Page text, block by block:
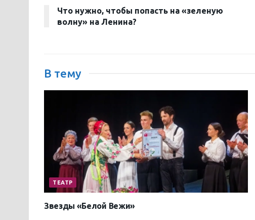
Что нужно, чтобы попасть на «зеленую
волну» на Ленина?
В тему
ТЕАТР
Звезды «Белой Вежи»